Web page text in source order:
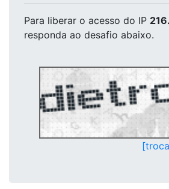
Para liberar o acesso do IP
responda ao desafio abaixo.